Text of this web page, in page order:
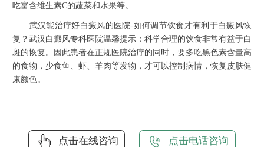
吃富含维生素C的蔬菜和水果等。
武汉能治疗好白癜风的医院-如何调节饮食才有利于白癜风恢
复？武汉白癜风专科医院温馨提示：科学合理的饮食非常有益于白
斑的恢复。因此患者在正规医院治疗的同时，要多吃黑色素含量高
的食物，少食鱼、虾、羊肉等发物，才可以控制病情，恢复皮肤健
康颜色。
点击在线咨询 点击电话咨询